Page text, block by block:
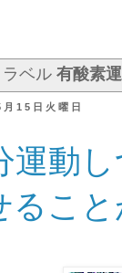
ラベル 有酸素
15日火曜日
運動
るこ